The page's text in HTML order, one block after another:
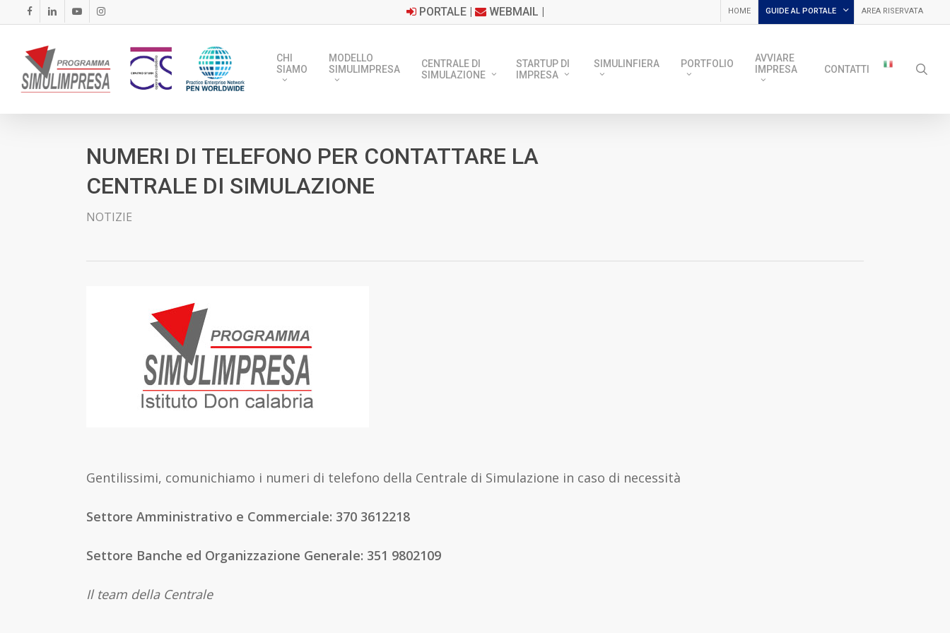
to
main
content
FACEBOOKLINKEDINYOUTUBEINSTAGRAM PORTALE| WEBMAIL | HOME GUIDE AL PORTALE AREA RISERVATA
CHI
SIAMO
MODELLO
SIMULIMPRESA
CENTRALE DI
SIMULAZIONE
STARTUP DI
IMPRESA
SIMULINFIERA PORTFOLIO
AVVIARE
IMPRESA
CONTATTI
NUMERI DI TELEFONO PER CONTATTARE LA
CENTRALE DI SIMULAZIONE
NOTIZIE
Gentilissimi, comunichiamo i numeri di telefono della Centrale di Simulazione in caso di necessità
Settore Amministrativo e Commerciale: 370 3612218
Settore Banche ed Organizzazione Generale: 351 9802109
Il team della Centrale